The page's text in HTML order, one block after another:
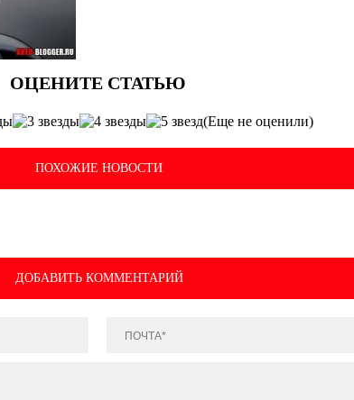
(Еще не оценили)
ПОХОЖИЕ НОВОСТИ
ДОБАВИТЬ КОММЕНТАРИЙ